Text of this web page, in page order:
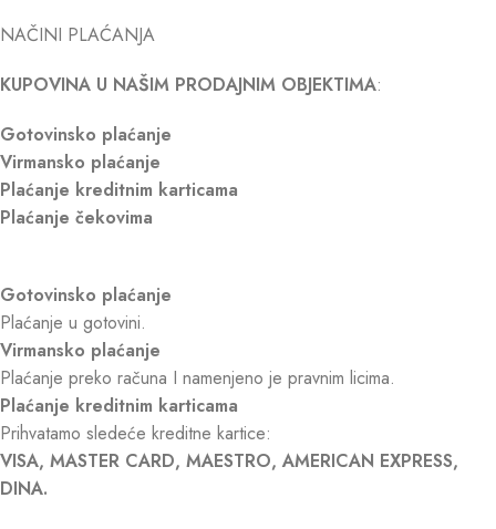
NAČINI PLAĆANJA
KUPOVINA U NAŠIM PRODAJNIM OBJEKTIMA:
Gotovinsko plaćanje
Virmansko plaćanje
Plaćanje kreditnim karticama
Plaćanje čekovima
Gotovinsko plaćanje
Plaćanje u gotovini.
Virmansko plaćanje
Plaćanje preko računa I namenjeno je pravnim licima.
Plaćanje kreditnim karticama
Prihvatamo sledeće kreditne kartice:
VISA, MASTER CARD, MAESTRO, AMERICAN EXPRESS,
DINA.